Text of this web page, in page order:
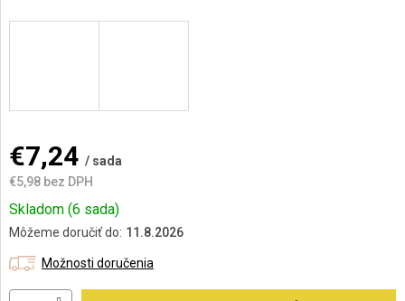
€7,24 / sada
€5,98 bez DPH
Jednotková
cena:
Skladom (6 sada)
Môžeme doručiť do: 11.8.2026
Možnosti doručenia